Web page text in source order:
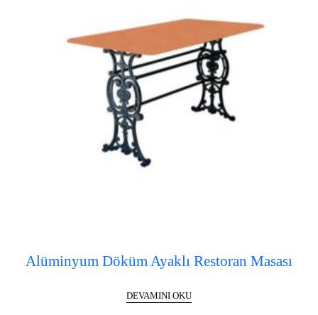
Alüminyum Döküm Ayaklı Restoran Masası
DEVAMINI OKU